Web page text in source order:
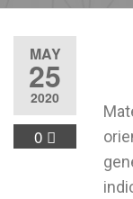
MAY
25
2020
0